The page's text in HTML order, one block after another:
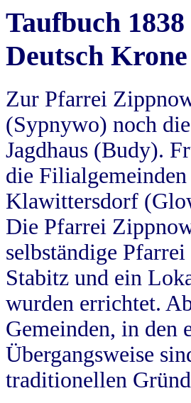
Taufbuch
Deutsch Krone
Zur Pfarrei
(Sypnywo) noch
Jagdhaus (Budy).
die
Klawittersdorf
Die Pfarrei
selbständige
Stabitz und ein
wurden errichtet.
Gemeinden, in den
Übergangsweise
traditionellen